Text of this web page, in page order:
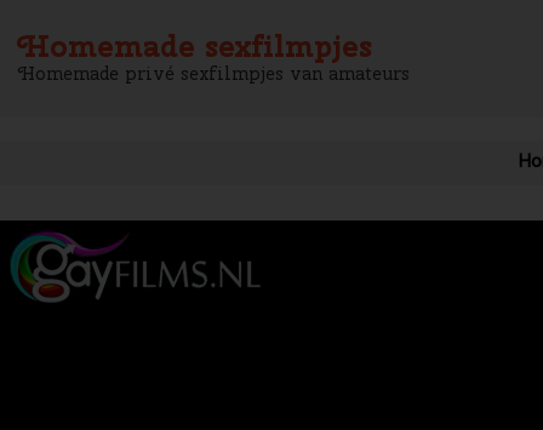
Homemade sexfilmpjes
Homemade privé sexfilmpjes van amateurs